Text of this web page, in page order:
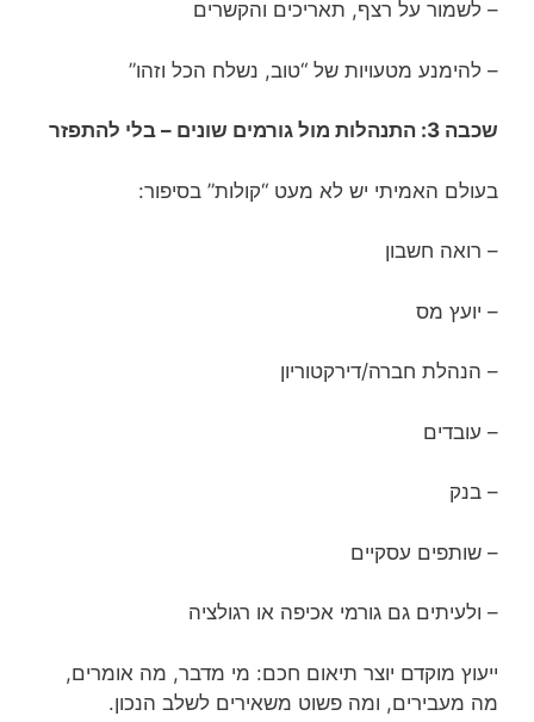
– לשמור על רצף, תאריכים והקשרים
– להימנע מטעויות של “טוב, נשלח הכל וזהו”
שכבה 3: התנהלות מול גורמים שונים – בלי להתפזר
בעולם האמיתי יש לא מעט “קולות” בסיפור:
– רואה חשבון
– יועץ מס
– הנהלת חברה/דירקטוריון
– עובדים
– בנק
– שותפים עסקיים
– ולעיתים גם גורמי אכיפה או רגולציה
ייעוץ מוקדם יוצר תיאום חכם: מי מדבר, מה אומרים,
מה מעבירים, ומה פשוט משאירים לשלב הנכון.